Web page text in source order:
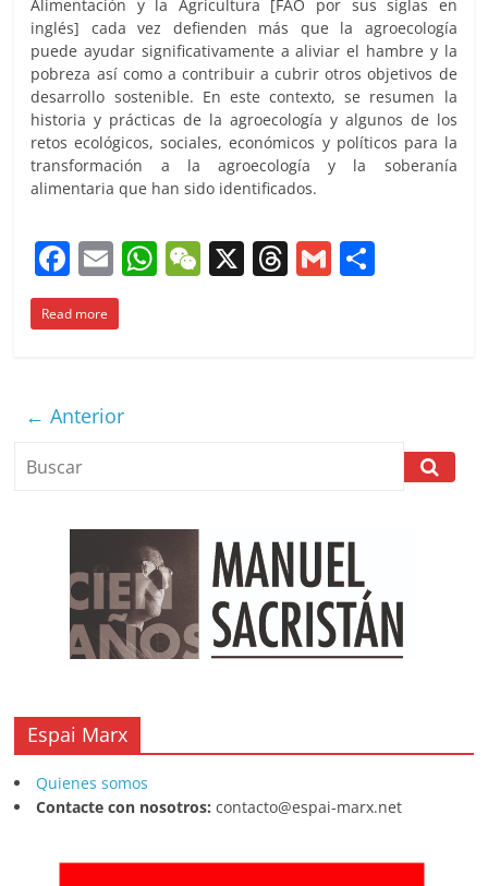
Alimentación y la Agricultura [FAO por sus siglas en
inglés] cada vez defienden más que la agroecología
puede ayudar significativamente a aliviar el hambre y la
pobreza así como a contribuir a cubrir otros objetivos de
desarrollo sostenible. En este contexto, se resumen la
historia y prácticas de la agroecología y algunos de los
retos ecológicos, sociales, económicos y políticos para la
transformación a la agroecología y la soberanía
alimentaria que han sido identificados.
F
a
c
b
o
o
E
m
ai
W W X T G
Read more
← Anterior
Espai Marx
Quienes somos
Contacte con nosotros: contacto@espai-marx.net